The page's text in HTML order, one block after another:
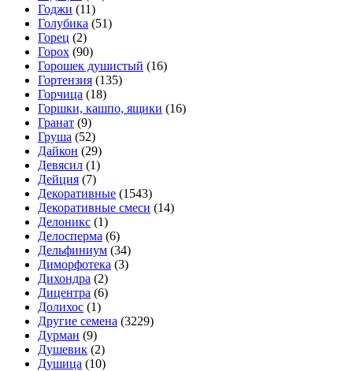
Годжи (11)
Голубика (51)
Горец (2)
Горох (90)
Горошек душистый (16)
Гортензия (135)
Горчица (18)
Горшки, кашпо, ящики (16)
Гранат (9)
Груша (52)
Дайкон (29)
Девясил (1)
Дейция (7)
Декоративные (1543)
Декоративные смеси (14)
Делоникс (1)
Делосперма (6)
Дельфиниум (34)
Диморфотека (3)
Дихондра (2)
Дицентра (6)
Долихос (1)
Другие семена (3229)
Дурман (9)
Душевик (2)
Душица (10)